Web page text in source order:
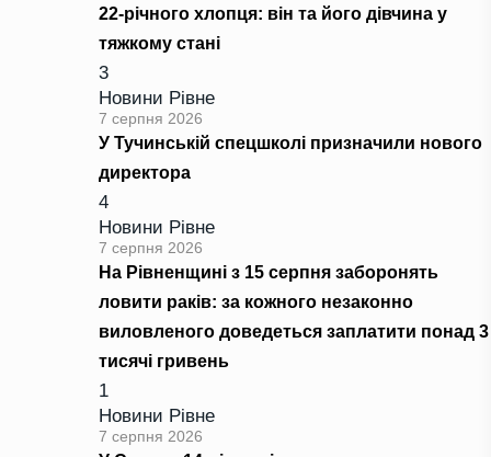
22-річного хлопця: він та його дівчина у
тяжкому стані
3
Новини Рівне
7 серпня 2026
У Тучинській спецшколі призначили нового
директора
4
Новини Рівне
7 серпня 2026
На Рівненщині з 15 серпня заборонять
ловити раків: за кожного незаконно
виловленого доведеться заплатити понад 3
тисячі гривень
1
Новини Рівне
7 серпня 2026